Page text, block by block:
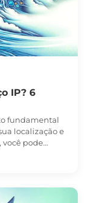
IP? 6
fundamental
localização e
você pode
online,